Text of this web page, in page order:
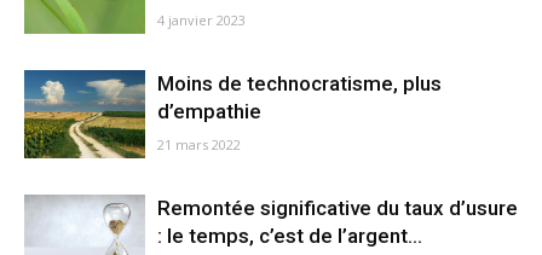
4 janvier 2023
Moins de technocratisme, plus
d’empathie
21 mars 2022
Remontée significative du taux d’usure
: le temps, c’est de l’argent…